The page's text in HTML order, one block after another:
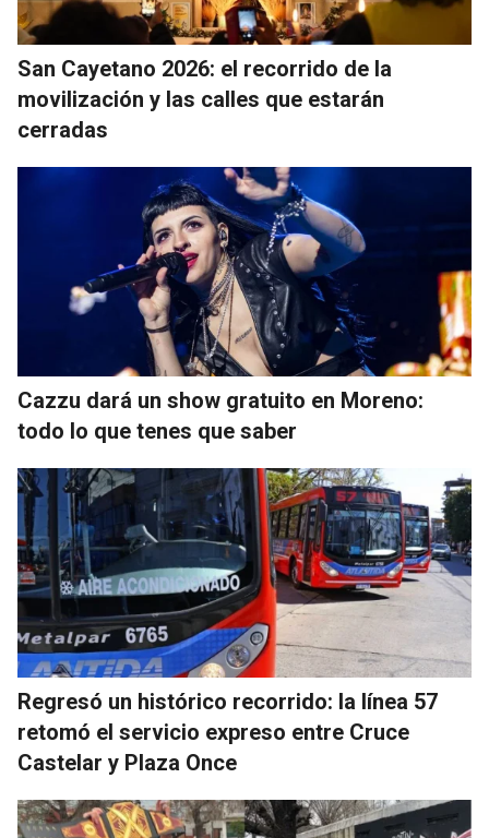
San Cayetano 2026: el recorrido de la
movilización y las calles que estarán
cerradas
Cazzu dará un show gratuito en Moreno:
todo lo que tenes que saber
Regresó un histórico recorrido: la línea 57
retomó el servicio expreso entre Cruce
Castelar y Plaza Once